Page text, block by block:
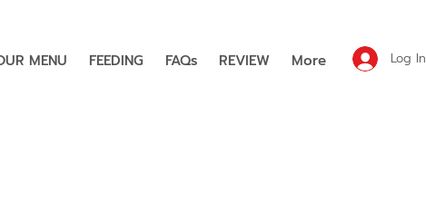
MENU FEEDING FAQs REVIEW More Log In